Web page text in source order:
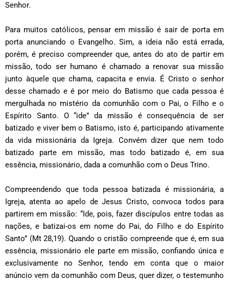
Senhor.
Para muitos católicos, pensar em missão é sair de porta em
porta anunciando o Evangelho. Sim, a ideia não está errada,
porém, é preciso compreender que, antes do ato de partir em
missão, todo ser humano é chamado a renovar sua missão
junto àquele que chama, capacita e envia. É Cristo o senhor
desse chamado e é por meio do Batismo que cada pessoa é
mergulhada no mistério da comunhão com o Pai, o Filho e o
Espírito Santo. O “ide” da missão é consequência de ser
batizado e viver bem o Batismo, isto é, participando ativamente
da vida missionária da Igreja. Convém dizer que nem todo
batizado parte em missão, mas todo batizado é, em sua
essência, missionário, dada a comunhão com o Deus Trino.
Compreendendo que toda pessoa batizada é missionária, a
Igreja, atenta ao apelo de Jesus Cristo, convoca todos para
partirem em missão: “Ide, pois, fazer discípulos entre todas as
nações, e batizai-os em nome do Pai, do Filho e do Espírito
Santo” (Mt 28,19). Quando o cristão compreende que é, em sua
essência, missionário ele parte em missão, confiando única e
exclusivamente no Senhor, tendo em conta que o maior
anúncio vem da comunhão com Deus, quer dizer, o testemunho